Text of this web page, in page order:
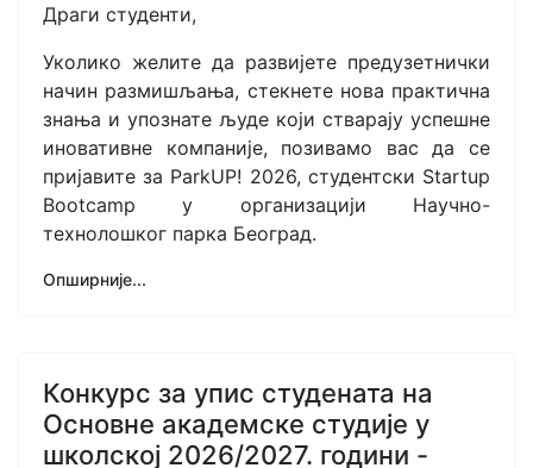
Драги студенти,
Уколико желите да развијете предузетнички
начин размишљања, стекнете нова практична
знања и упознате људе који стварају успешне
иновативне компаније, позивамо вас да се
пријавите за ParkUP! 2026, студентски Startup
Bootcamp у организацији Научно-
технолошког парка Београд.
Опширније...
Конкурс за упис студената на
Основне академске студије у
школској 2026/2027. години -